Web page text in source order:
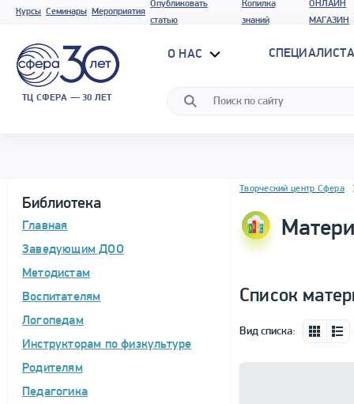
Курсы Семинары Мероприятия
Опубликовать
статью
Копилка
знаний
ОНЛАЙН
МАГАЗИН
ТЦ СФЕРА — 30 ЛЕТ
О НАС
Библиотека
Главная
Заведующим ДОО
Методистам
Воспитателям
Логопедам
Инструкторам по физкультуре
Родителям
Педагогика
Блок новостей
Творческий центр Сфера
Список
Вид списка: